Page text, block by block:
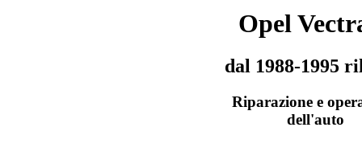
Opel
dal 1988-1995
Riparazione e
dell'auto